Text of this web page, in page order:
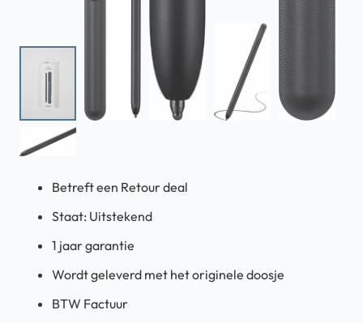
Betreft een Retour deal
Staat: Uitstekend
1 jaar garantie
Wordt geleverd met het originele doosje
BTW Factuur